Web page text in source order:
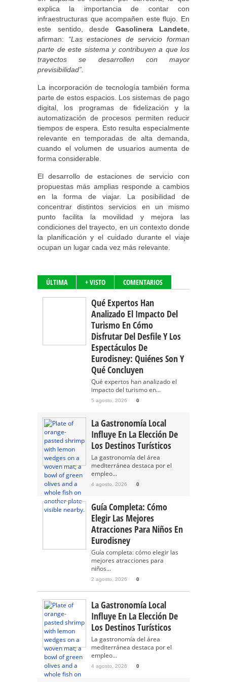
explica la importancia de contar con
infraestructuras que acompañen este flujo. En
este sentido, desde Gasolinera Landete
afirman: “Las estaciones de servicio forman
parte de este sistema y contribuyen a que los
trayectos se desarrollen con mayor
previsibilidad”.
La incorporación de tecnología también forma
parte de estos espacios. Los sistemas de pago
digital, los programas de fidelización y la
automatización de procesos permiten reducir
tiempos de espera. Esto resulta especialmente
relevante en temporadas de alta demanda,
cuando el volumen de usuarios aumenta de
forma considerable.
El desarrollo de estaciones de servicio con
propuestas más amplias responde a cambios
en la forma de viajar. La posibilidad de
concentrar distintos servicios en un mismo
punto facilita la movilidad y mejora las
condiciones del trayecto, en un contexto donde
la planificación y el cuidado durante el viaje
ocupan un lugar cada vez más relevante.
ÚLTIMA + VISTO COMENTARIOS
Qué Expertos Han
Analizado El Impacto Del
Turismo En Cómo
Disfrutar Del Desfile Y Los
Espectáculos De
Eurodisney: Quiénes Son Y
Qué Concluyen
Qué expertos han analizado el
impacto del turismo en...
5 agosto, 2026 0
La Gastronomía Local
Influye En La Elección De
Los Destinos Turísticos
La gastronomía del área
mediterránea destaca por el
empleo...
4 agosto, 2026 0
Guía Completa: Cómo
Elegir Las Mejores
Atracciones Para Niños En
Eurodisney
Guía completa: cómo elegir las
mejores atracciones para
niños...
2 agosto, 2026 0
La Gastronomía Local
Influye En La Elección De
Los Destinos Turísticos
La gastronomía del área
mediterránea destaca por el
empleo...
4 agosto, 2026 0